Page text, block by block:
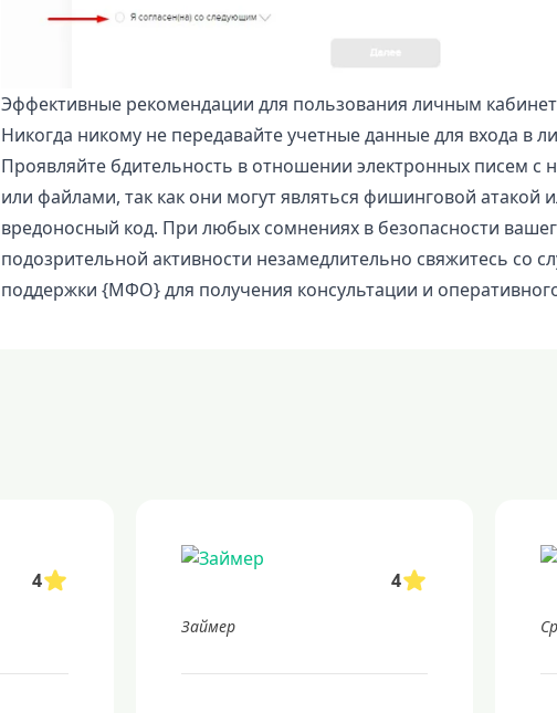
Эффективные рекомендации для пользования личным
Никогда никому не передавайте учетные данные для входа в
Проявляйте бдительность в отношении электронных писем с
или файлами, так как они могут являться фишинговой атакой
вредоносный код. При любых сомнениях в безопасности
подозрительной активности незамедлительно свяжитесь со
поддержки {МФО} для получения консультации и
4 4
Займер